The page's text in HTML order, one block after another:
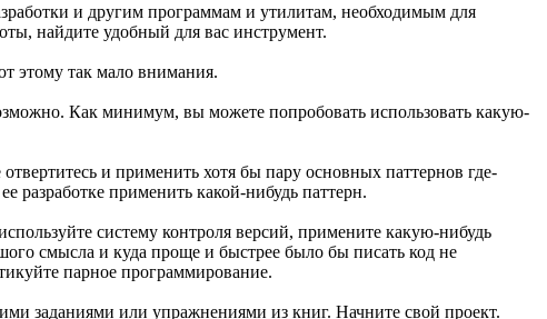
и другим программам и утилитам, необходимым для
найдите удобный для вас инструмент.
этому так мало внимания.
Как минимум, вы можете попробовать использовать какую-
и применить хотя бы пару основных паттернов где-
разработке применить какой-нибудь паттерн.
систему контроля версий, примените какую-нибудь
смысла и куда проще и быстрее было бы писать код не
парное программирование.
заданиями или упражнениями из книг. Начните свой проект.